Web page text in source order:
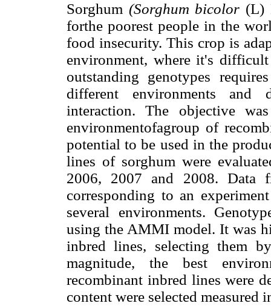
Sorghum (Sorghum bicolor (L)
forthe poorest people in the
food insecurity. This crop is
environment, where it's
outstanding genotypes
different environments and
interaction. The objective
environmentofagroup of
potential to be used in the
lines of sorghum were
2006, 2007 and 2008. Data
corresponding to an
several environments.
using the AMMI model. It was
inbred lines, selecting them
magnitude, the best
recombinant inbred lines were
content were selected measured